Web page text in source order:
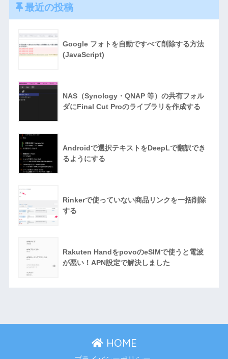
最近の投稿
Google フォトを自動ですべて削除する方法
(JavaScript)
NAS（Synology・QNAP 等）の共有フォル
ダにFinal Cut Proのライブラリを作成する
Androidで選択テキストをDeepLで翻訳でき
るようにする
Rinkerで使っていない商品リンクを一括削除
する
Rakuten HandをpovoのeSIMで使うと電波
が悪い！APN設定で解決しました
HOME